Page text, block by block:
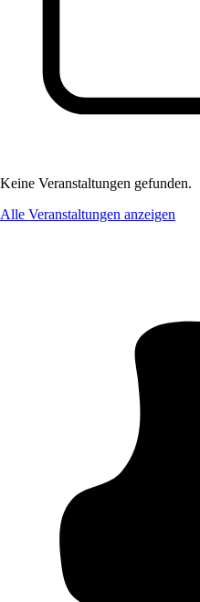
Keine Veranstaltungen gefunden.
Alle Veranstaltungen anzeigen